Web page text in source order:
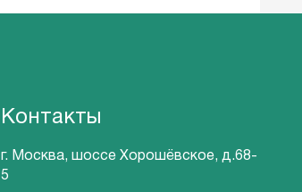
Контакты
г. Москва, шоссе Хорошёвское, д.68-
5